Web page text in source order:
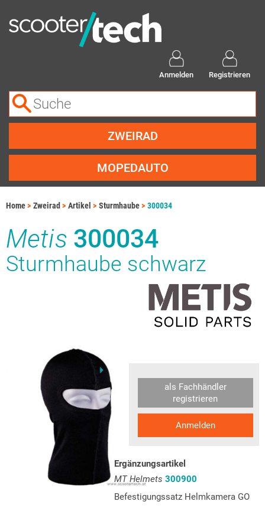
Anmelden Registrieren
ZWEIRAD
MOPEDAUTO
Home Zweirad Artikel Sturmhaube 300034
Metis 300034
Sturmhaube schwarz
als Fachhändler
registrieren
Anmelden
Ergänzungsartikel
MT Helmets 300900
Befestigungssatz Helmkamera GO